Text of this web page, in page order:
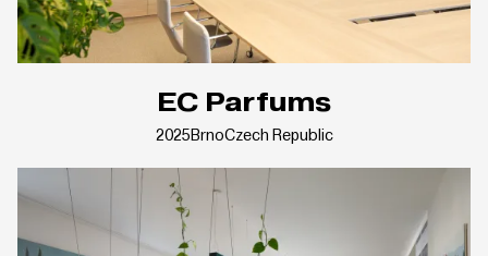
EC Parfums
2025BrnoCzech Republic